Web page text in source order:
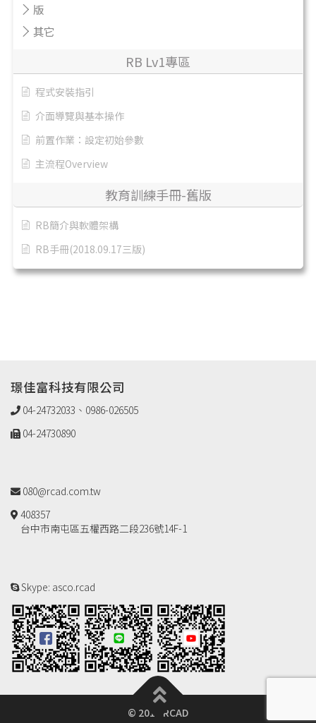
版
其它
RB Lv1專區
程式安裝指引
介面導覽與基本操作
前置作業：設定初始參數
主流程Overview
教育訓練手冊-舊版
RB簡介與軟體架構
RB手冊(2018.09.17三版)
璟佳富科技有限公司
04-24732033、0986-026505
04-24730890
080@rcad.com.tw
408357
台中市南屯區五權西路二段236號14F-1
Skype: asco.rcad
© 2018 RCAD